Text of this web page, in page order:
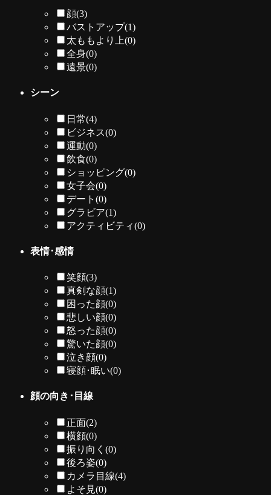
顔(3)
バストアップ(1)
太ももより上(0)
全身(0)
遠景(0)
シーン
日常(4)
ビジネス(0)
運動(0)
飲食(0)
ショッピング(0)
女子会(0)
デート(0)
グラビア(1)
アクティビティ(0)
表情･感情
笑顔(3)
真剣な顔(1)
困った顔(0)
悲しい顔(0)
怒った顔(0)
驚いた顔(0)
泣き顔(0)
寝顔･眠い(0)
顔の向き･目線
正面(2)
横顔(0)
振り向く(0)
後ろ姿(0)
カメラ目線(4)
よそ見(0)